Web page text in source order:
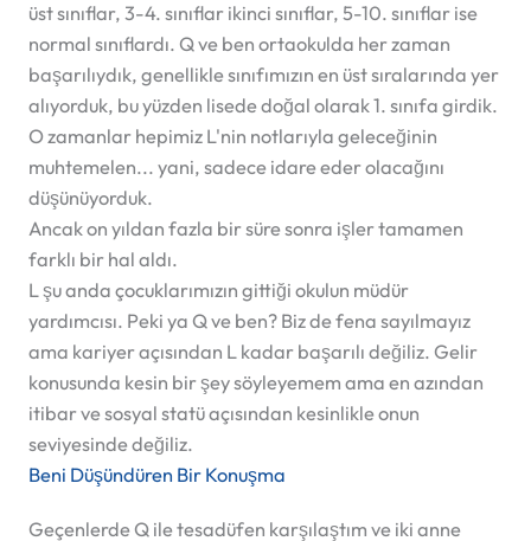
üst sınıflar, 3-4. sınıflar ikinci sınıflar, 5-10. sınıflar ise
normal sınıflardı. Q ve ben ortaokulda her zaman
başarılıydık, genellikle sınıfımızın en üst sıralarında yer
alıyorduk, bu yüzden lisede doğal olarak 1. sınıfa girdik.
O zamanlar hepimiz L'nin notlarıyla geleceğinin
muhtemelen... yani, sadece idare eder olacağını
düşünüyorduk.
Ancak on yıldan fazla bir süre sonra işler tamamen
farklı bir hal aldı.
L şu anda çocuklarımızın gittiği okulun müdür
yardımcısı. Peki ya Q ve ben? Biz de fena sayılmayız
ama kariyer açısından L kadar başarılı değiliz. Gelir
konusunda kesin bir şey söyleyemem ama en azından
itibar ve sosyal statü açısından kesinlikle onun
seviyesinde değiliz.
Beni Düşündüren Bir Konuşma
Geçenlerde Q ile tesadüfen karşılaştım ve iki anne